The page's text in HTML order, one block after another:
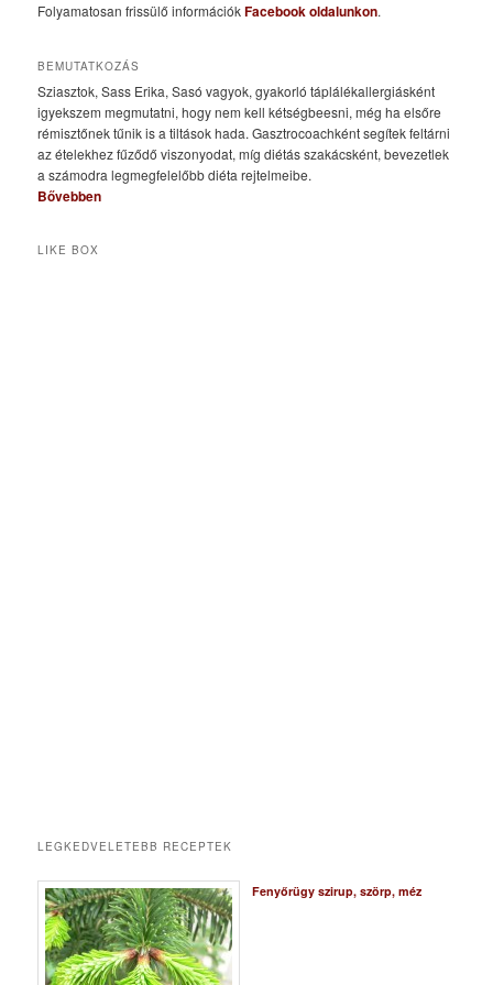
Folyamatosan frissülő információkFacebook oldalunkon.
BEMUTATKOZÁS
Sziasztok, Sass Erika, Sasó vagyok, gyakorló táplálékallergiásként
igyekszem megmutatni, hogy nem kell kétségbeesni, még ha elsőre
rémisztőnek tűnik is a tiltások hada. Gasztrocoachként segítek feltárni
az ételekhez fűződő viszonyodat, míg diétás szakácsként, bevezetlek
a számodra legmegfelelőbb diéta rejtelmeibe.
Bővebben
LIKE BOX
LEGKEDVELETEBB RECEPTEK
Fenyőrügy szirup, szörp, méz